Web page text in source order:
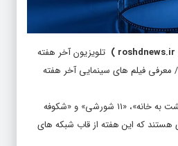
roshdnews.ir
) تلویزیون آخر هفته
فیلم های سینمایی آخر هفته
«وقتی تو خواب بودی»، «بازگشت به خانه»، «۱۱ شورشی» و «شکوفه
که این هفته از قاب شبکه های